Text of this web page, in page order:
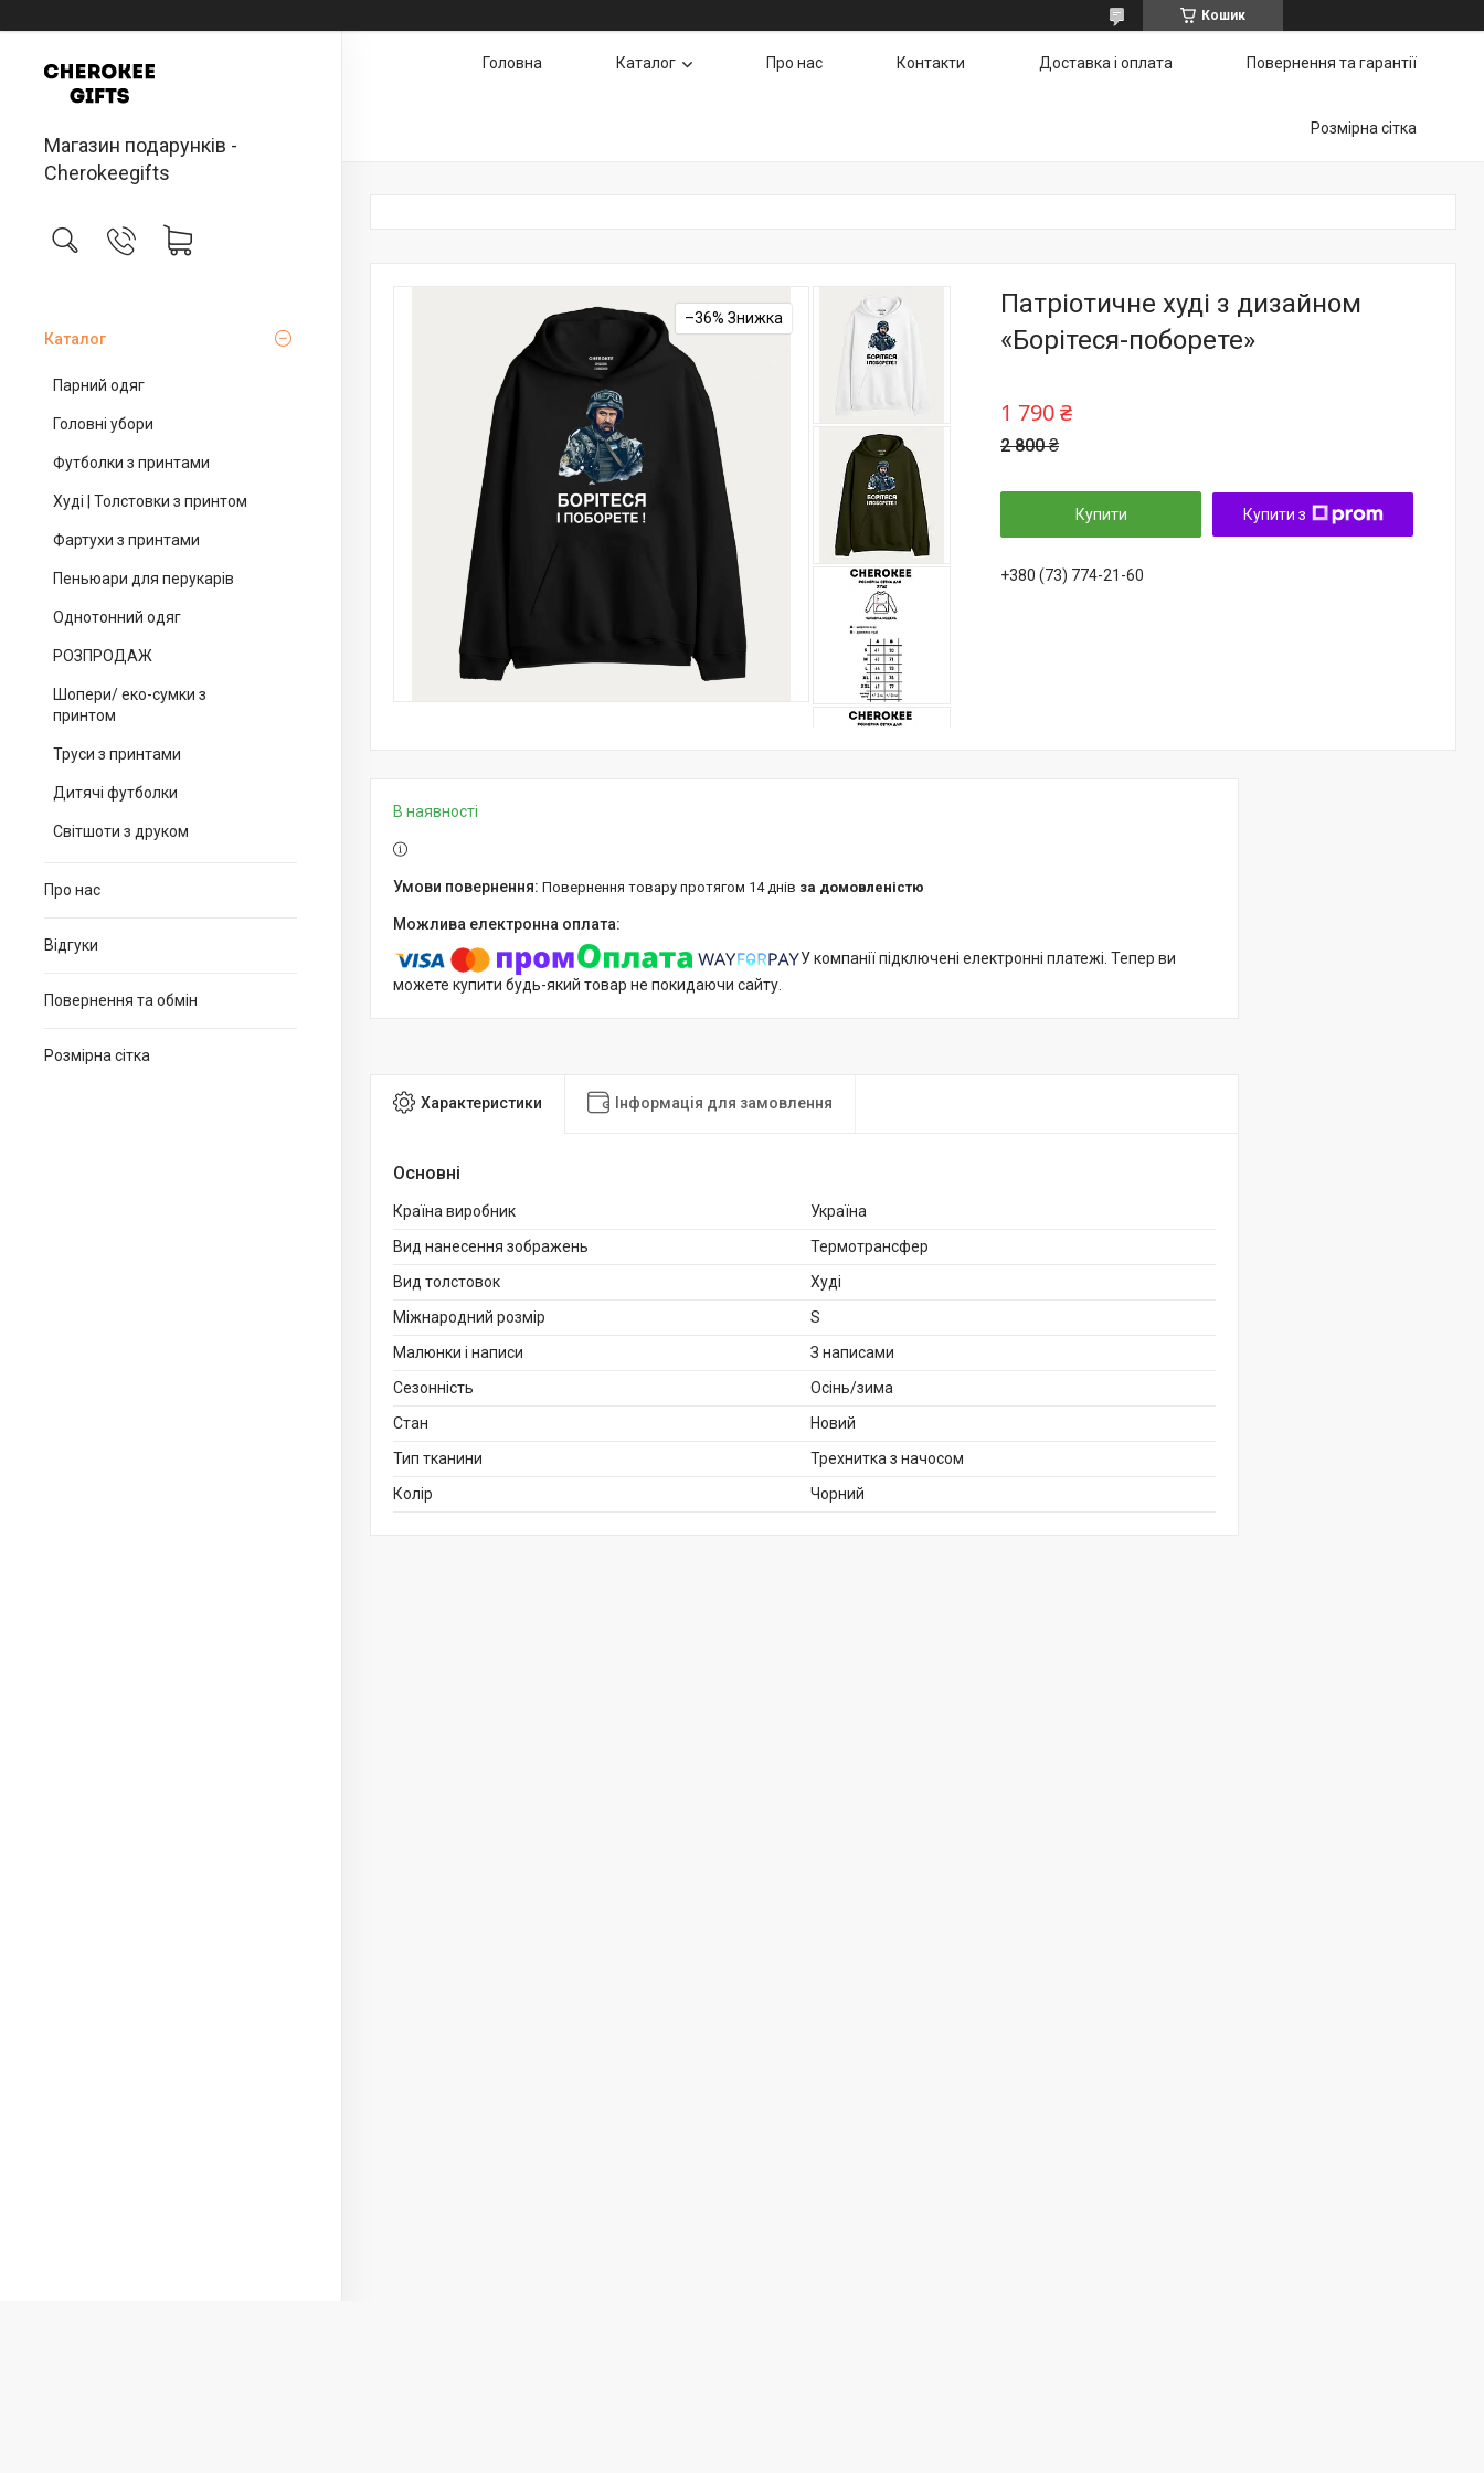
Кошик
Магазин подарунків -
Cherokeegifts
Каталог
Парний одяг
Головні убори
Футболки з принтами
Худі | Толстовки з принтом
Фартухи з принтами
Пеньюари для перукарів
Однотонний одяг
РОЗПРОДАЖ
Шопери/ еко-сумки з
принтом
Труси з принтами
Дитячі футболки
Світшоти з друком
Про нас
Відгуки
Повернення та обмін
Розмірна сітка
Головна Каталог Про нас Контакти Доставка і оплата Повернення та гарантії
Розмірна сітка
–36%
Патріотичне худі з дизайном
«Борітеся-поборете»
2 800 ₴
1 790 ₴
Купити Купити з
+380 (73) 774-21-60
В наявності
повернення товару протягом 14 днів за домовленістю
У компанії підключені електронні платежі. Тепер ви
можете купити будь-який товар не покидаючи сайту.
Характеристики Інформація для замовлення
Основні
Країна виробник
Україна
Вид нанесення зображень
Термотрансфер
Вид толстовок
Худі
Міжнародний розмір
S
Малюнки і написи
З написами
Сезонність
Осінь/зима
Стан
Новий
Тип тканини
Трехнитка з начосом
Колір
Чорний